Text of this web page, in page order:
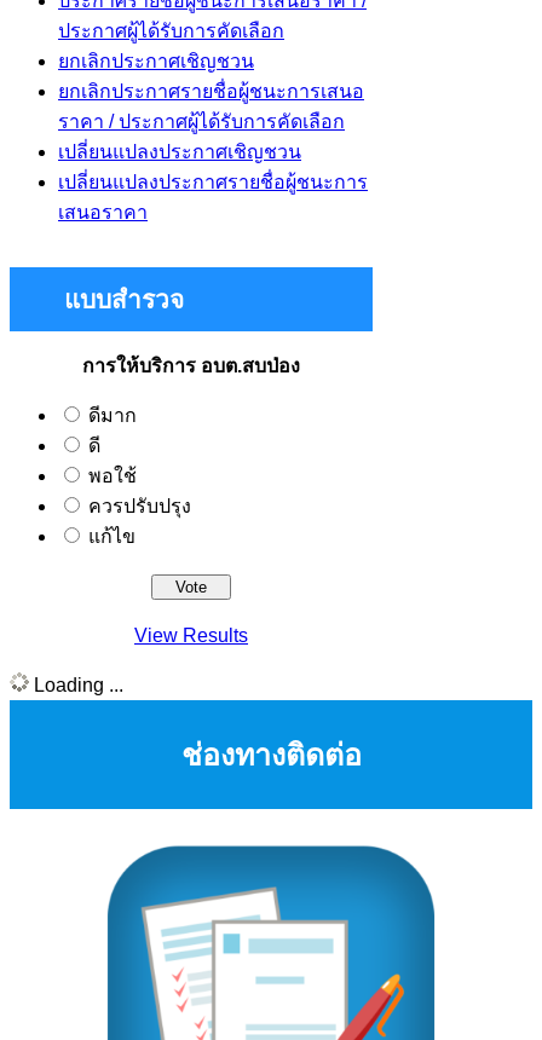
ประกาศผู้ได้รับการคัดเลือก
ยกเลิกประกาศเชิญชวน
ยกเลิกประกาศรายชื่อผู้ชนะการเสนอ
ราคา / ประกาศผู้ได้รับการคัดเลือก
เปลี่ยนแปลงประกาศเชิญชวน
เปลี่ยนแปลงประกาศรายชื่อผู้ชนะการ
เสนอราคา
แบบสำรวจ
การให้บริการ อบต.สบป่อง
ดีมาก
ดี
พอใช้
ควรปรับปรุง
แก้ไข
View Results
Loading ...
ช่องทางติดต่อ